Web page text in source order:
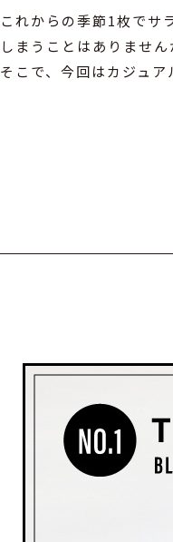
これからの季節1枚でサ
しまうことはありません
そこで、今回はカジュ